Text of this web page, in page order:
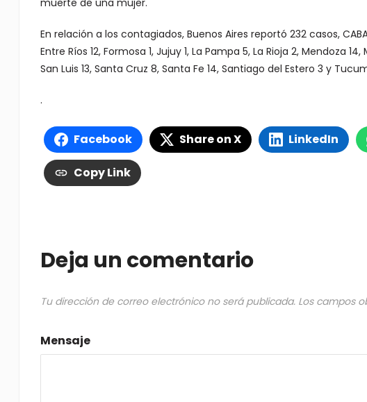
muerte de una mujer.
En relación a los contagiados, Buenos Aires reportó 232 casos,
Entre Ríos 12, Formosa 1, Jujuy 1, La Pampa 5, La Rioja 2, Mendoza
San Luis 13, Santa Cruz 8, Santa Fe 14, Santiago del Estero 3 y
.
Facebook Share on X LinkedIn
Copy Link
Deja un comentario
Tu dirección de correo electrónico no será publicada. Los campos
Mensaje